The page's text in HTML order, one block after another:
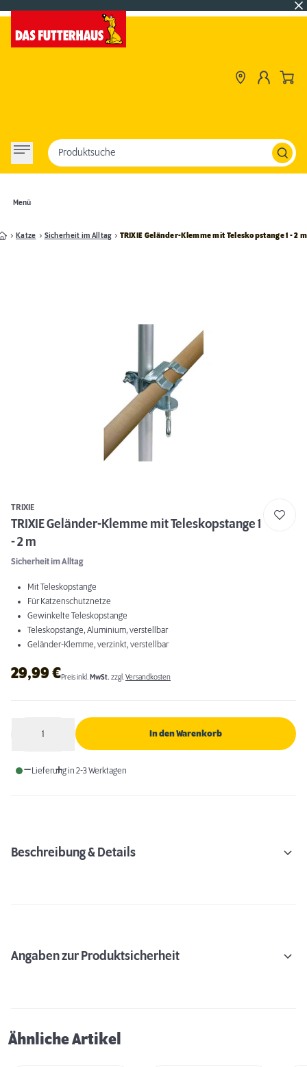
Menü
Produktsuche
Katze Sicherheit im Alltag TRIXIE Geländer-Klemme mit Teleskopstange 1 - 2 m
TRIXIE
TRIXIE Geländer-Klemme mit Teleskopstange 1
- 2 m
Sicherheit im Alltag
Mit Teleskopstange
Für Katzenschutznetze
Gewinkelte Teleskopstange
Teleskopstange, Aluminium, verstellbar
Geländer-Klemme, verzinkt, verstellbar
29,99€Preis inkl. MwSt. zzgl.Versandkosten
1 In den Warenkorb
Lieferung in 2-3 Werktagen
Beschreibung & Details
Angaben zur Produktsicherheit
Ähnliche Artikel